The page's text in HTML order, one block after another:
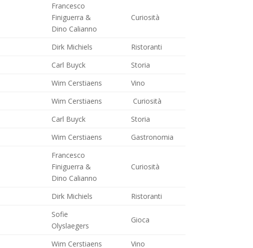
Francesco
Finiguerra &
Dino Calianno
Curiosità
Dirk Michiels
Ristoranti
Carl Buyck
Storia
Wim Cerstiaens
Vino
Wim Cerstiaens
Curiosità
Carl Buyck
Storia
Wim Cerstiaens Gastronomia
Francesco
Finiguerra &
Dino Calianno
Curiosità
Dirk Michiels Ristoranti
Sofie
Olyslaegers
Gioca
Wim Cerstiaens Vino